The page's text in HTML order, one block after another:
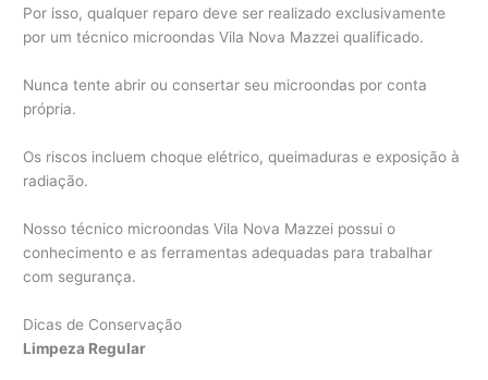
Por isso, qualquer reparo deve ser realizado exclusivamente
por um técnico microondas Vila Nova Mazzei qualificado.
Nunca tente abrir ou consertar seu microondas por conta
própria.
Os riscos incluem choque elétrico, queimaduras e exposição à
radiação.
Nosso técnico microondas Vila Nova Mazzei possui o
conhecimento e as ferramentas adequadas para trabalhar
com segurança.
Dicas de Conservação
Limpeza Regular